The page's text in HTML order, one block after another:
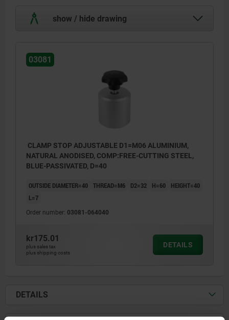
show / hide drawing
03081
CLAMP STOP ADJUSTABLE D1=M06 ALUMINIUM,
NATURAL ANODISED, COMP:FREE-CUTTING STEEL,
BLUE-PASSIVATED, D=40
OUTSIDE DIAMETER=40 THREAD=M6 D2=32 H=60
HEIGHT=40
L=7
Order number: 03081-064040
kr175.01
plus sales tax
plus shipping costs
DETAILS
DETAILS